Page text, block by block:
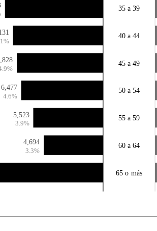
35 a 39
40 a 44
45 a 49
6,477
4.6%
50 a 54
5,523
3.9%
55 a 59
4,694
3.3%
60 a 64
65 o más